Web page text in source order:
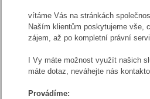
vítáme Vás na stránkách
Naším klientům poskytujeme vše,
zájem, až po kompletní právní
I Vy máte možnost využít našich
máte dotaz, neváhejte nás
Provádíme: